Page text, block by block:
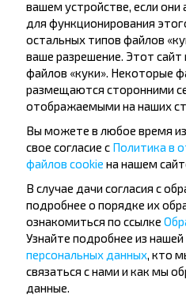
Пн, 10.08
10:00
0ч 50 мин
Пн, 10.08
10:50
4,6(251)
+5
Пн, 10.08
12:15
0ч 50
вашем устройстве, если
для функционирования
остальных типов файлов
ваше разрешение. Этот сайт
файлов «куки». Некоторые
размещаются сторонними
отображаемыми на наших
Вы можете в любое время
свое согласие с Политика в
файлов cookie на нашем
В случае дачи согласия с
подробнее о порядке их
ознакомиться по ссылке
Узнайте подробнее из нашей
персональных данных, кто
связаться с нами и как мы
данные.